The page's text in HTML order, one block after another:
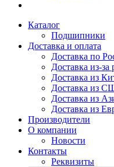
Каталог
Подшипники
Доставка и оплата
Доставка по
Доставка из-за
Доставка из
Доставка из
Доставка из
Доставка из
Производители
О компании
Новости
Контакты
Реквизиты